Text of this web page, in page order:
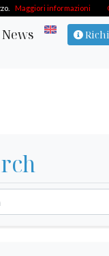
News
Maggiori informazioni